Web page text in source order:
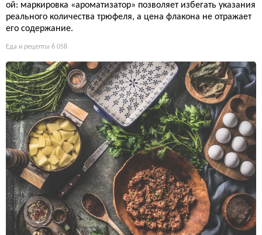
ой: маркировка «ароматизатор» позволяет избегать указания
реального количества трюфеля, а цена флакона не отражает
его содержание.
Еда и рецепты 6 058